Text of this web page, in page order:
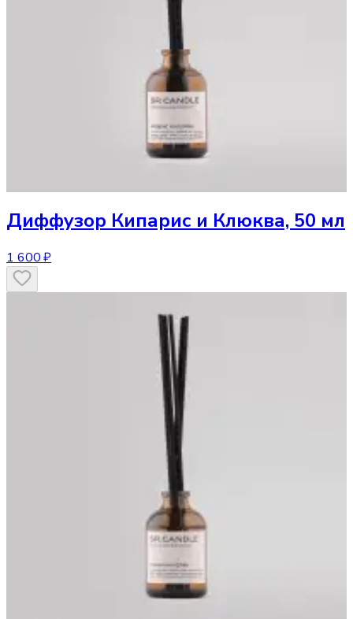
Диффузор Кипарис и Клюква, 50 мл
1 600 ₽